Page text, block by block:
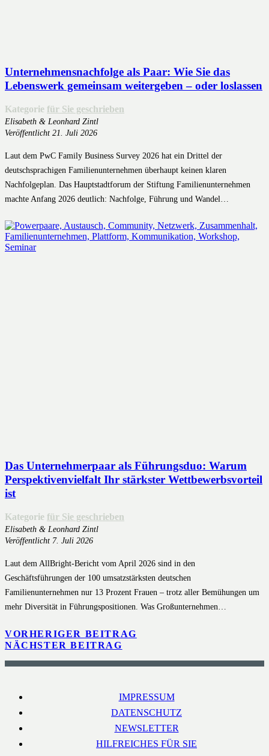
Unternehmensnachfolge als Paar: Wie Sie das
Lebenswerk gemeinsam weitergeben – oder loslassen
Kategorie für Sie geschrieben
Elisabeth & Leonhard Zintl
Veröffentlicht 21. Juli 2026
Laut dem PwC Family Business Survey 2026 hat ein Drittel der
deutschsprachigen Familienunternehmen überhaupt keinen klaren
Nachfolgeplan. Das Hauptstadtforum der Stiftung Familienunternehmen
machte Anfang 2026 deutlich: Nachfolge, Führung und Wandel…
Das Unternehmerpaar als Führungsduo: Warum
Perspektivenvielfalt Ihr stärkster Wettbewerbsvorteil
ist
Kategorie für Sie geschrieben
Elisabeth & Leonhard Zintl
Veröffentlicht 7. Juli 2026
Laut dem AllBright-Bericht vom April 2026 sind in den
Geschäftsführungen der 100 umsatzstärksten deutschen
Familienunternehmen nur 13 Prozent Frauen – trotz aller Bemühungen um
mehr Diversität in Führungspositionen. Was Großunternehmen…
VORHERIGER BEITRAG
NÄCHSTER BEITRAG
IMPRESSUM
DATENSCHUTZ
NEWSLETTER
HILFREICHES FÜR SIE